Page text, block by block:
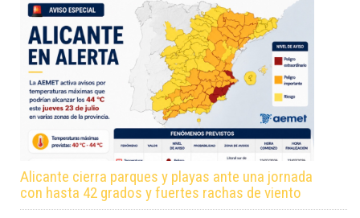
Alicante cierra parques y playas ante una jornada
con hasta 42 grados y fuertes rachas de viento